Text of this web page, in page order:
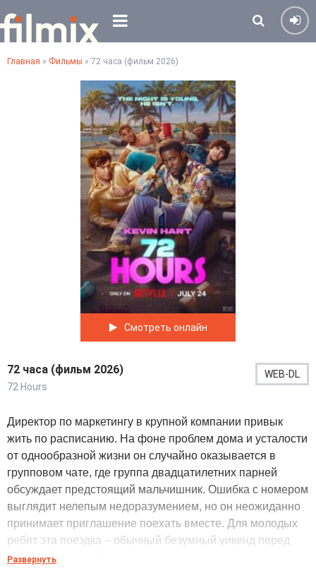
Главная » Фильмы » 72 часа (фильм 2026)
Смотреть онлайн
72 часа (фильм 2026)
72 Hours
WEB-DL
Директор по маркетингу в крупной компании привык
жить по расписанию. На фоне проблем дома и усталости
от однообразной жизни он случайно оказывается в
групповом чате, где группа двадцатилетних парней
обсуждает предстоящий мальчишник. Ошибка с номером
выглядит нелепым недоразумением, но он неожиданно
принимает приглашение поехать вместе. Для молодых
ребят эта поездка – обычный безумный уикенд перед
свадьбой друга. Для него – попытка ненадолго забыть о
Развернуть